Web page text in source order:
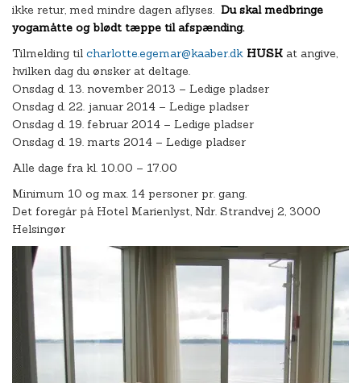
ikke retur, med mindre dagen aflyses. Du skal medbringe
yogamåtte og blødt tæppe til afspænding.
Tilmelding til charlotte.egemar@kaaber.dk HUSK at angive,
hvilken dag du ønsker at deltage.
Onsdag d. 13. november 2013 – Ledige pladser
Onsdag d. 22. januar 2014 – Ledige pladser
Onsdag d. 19. februar 2014 – Ledige pladser
Onsdag d. 19. marts 2014 – Ledige pladser
Alle dage fra kl. 10.00 – 17.00
Minimum 10 og max. 14 personer pr. gang.
Det foregår på Hotel Marienlyst, Ndr. Strandvej 2, 3000
Helsingør